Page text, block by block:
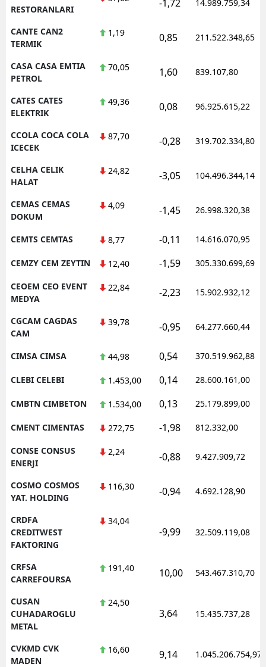
RESTORANLARI
-1,72 14.989.759,34
CANTE CAN2
TERMIK
1,19 0,85 211.522.348,65
CASA CASA EMTIA
PETROL
70,05 1,60 839.107,80
CATES CATES
ELEKTRIK
49,36 0,08 96.925.615,22
CCOLA COCA COLA
ICECEK
87,70 -0,28 319.702.334,80
CELHA CELIK
HALAT
24,82 -3,05 104.496.344,14
CEMAS CEMAS
DOKUM
4,09 -1,45 26.998.320,38
CEMTS CEMTAS 8,77 -0,11 14.616.070,95
CEMZY CEM ZEYTIN 12,40 -1,59 305.330.699,69
CEOEM CEO EVENT
MEDYA
22,84 -2,23 15.902.932,12
CGCAM CAGDAS
CAM
39,78 -0,95 64.277.660,44
CIMSA CIMSA 44,98 0,54 370.519.962,88
CLEBI CELEBI 1.453,00 0,14 28.600.161,00
CMBTN CIMBETON 1.534,00 0,13 25.179.899,00
CMENT CIMENTAS 272,75 -1,98 812.332,00
CONSE CONSUS
ENERJI
2,24 -0,88 9.427.909,72
COSMO COSMOS
YAT. HOLDING
116,30 -0,94 4.692.128,90
CRDFA
CREDITWEST
FAKTORING
34,04
-9,99 32.509.119,08
CRFSA
CARREFOURSA
191,40 10,00 543.467.310,70
CUSAN
CUHADAROGLU
METAL
24,50
3,64 15.435.737,28
CVKMD CVK
MADEN
16,60 9,14 1.045.206.754,97